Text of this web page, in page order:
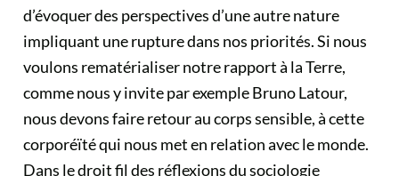
d’évoquer des perspectives d’une autre nature
impliquant une rupture dans nos priorités. Si nous
voulons rematérialiser notre rapport à la Terre,
comme nous y invite par exemple Bruno Latour,
nous devons faire retour au corps sensible, à cette
corporéïté qui nous met en relation avec le monde.
Dans le droit fil des réflexions du sociologie